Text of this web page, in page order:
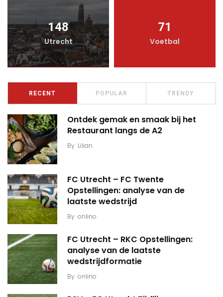
148
Utrecht
71
Voetbal
RECENT POPULAR TRENDY
Ontdek gemak en smaak bij het
Restaurant langs de A2
By Lilian
FC Utrecht – FC Twente
Opstellingen: analyse van de
laatste wedstrijd
By onlino
FC Utrecht – RKC Opstellingen:
analyse van de laatste
wedstrijdformatie
By onlino